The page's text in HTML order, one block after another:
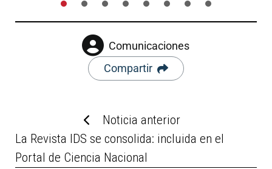
Comunicaciones
Compartir
Noticia anterior
La Revista IDS se consolida: incluida en el
Portal de Ciencia Nacional